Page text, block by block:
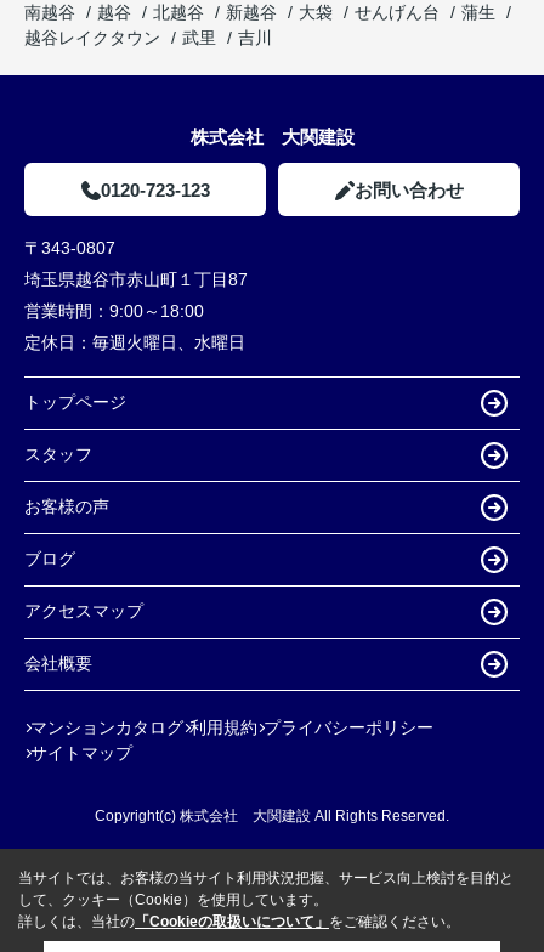
南越谷
越谷 北越谷 新越谷 大袋 せんげん台
蒲生
越谷レイクタウン
武里 吉川
株式会社 大関建設
0120-723-123 お問い合わせ
〒343-0807
埼玉県越谷市赤山町１丁目87
営業時間： 9:00～18:00
定休日： 毎週火曜日、水曜日
トップページ
スタッフ
お客様の声
ブログ
アクセスマップ
会社概要
マンションカタログ 利用規約 プライバシーポリシー
サイトマップ
Copyright(c) 株式会社 大関建設 All Rights Reserved.
当サイトでは、お客様の当サイト利用状況把握、サービス向上検討を目的と
して、クッキー（Cookie）を使用しています。
詳しくは、当社の 「Cookieの取扱いについて」 をご確認ください。